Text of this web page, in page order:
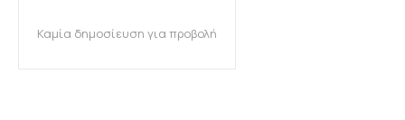
Καμία δημοσίευση για προβολή